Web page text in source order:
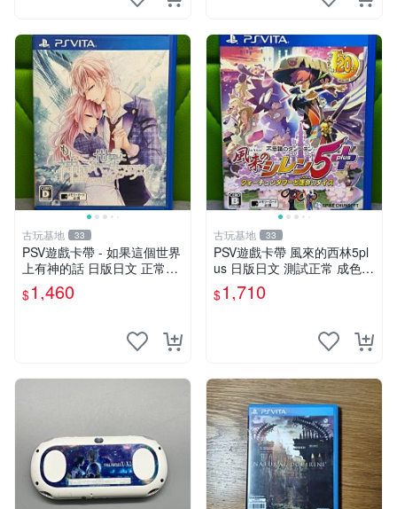
古玩基地 33
PSV遊戲卡帶 - 如果這個世界
上有神的話 日版日文 正常可
玩 神秘成色參考圖 售後不退
如果這是你想找的游戲 請先
$1,460
古玩基地 33
PSV遊戲卡帶 風來的西林5pl
us 日版日文 測試正常 成色如
圖 買家自負 風來的西林5plus
PSV 日版
$1,710